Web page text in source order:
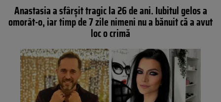
Anastasia a sfârșit tragic la 26 de ani. Iubitul gelos a
omorât-o, iar timp de 7 zile nimeni nu a bănuit că a avut
loc o crimă